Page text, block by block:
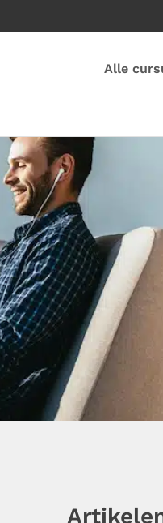
Alle